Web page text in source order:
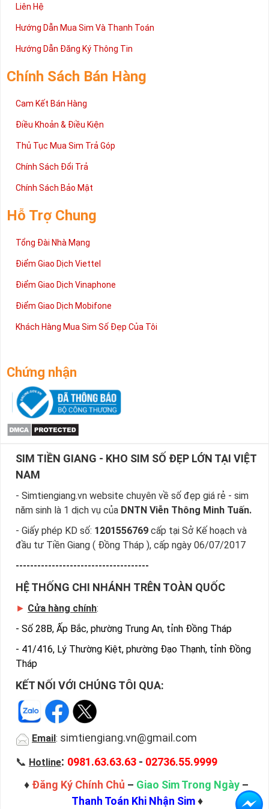
Trên đây là những chia sẻ chi tiết về dòng sim số đẹp Tứ Quý
2 đang được rất nhiều khách hàng tin tưởng lựa chọn trên thị
cấp trong bài viết này sẽ giúp bạn hiểu rõ ý nghĩa và các bước đặt
mua sim số tại Sim Tiền Giang nhanh chóng nhất.
Chúc quý khách tìm được chiếc sim Tứ quý 2 như ý!
Liên Hệ
Hướng Dẫn Mua Sim Và Thanh Toán
Hướng Dẫn Đăng Ký Thông Tin
Chính Sách Bán Hàng
Cam Kết Bán Hàng
Điều Khoản & Điều Kiện
Thủ Tục Mua Sim Trả Góp
Chính Sách Đổi Trả
Chính Sách Bảo Mật
Hỗ Trợ Chung
Tổng Đài Nhà Mạng
Điểm Giao Dịch Viettel
Điểm Giao Dịch Vinaphone
Điểm Giao Dịch Mobifone
Khách Hàng Mua Sim Số Đẹp Của Tôi
Chứng nhận
SIM TIỀN GIANG - KHO SIM SỐ ĐẸP LỚN TẠI VIỆT
NAM
- Simtiengiang.vn website chuyên về số đẹp giá rẻ - sim
năm sinh là 1 dịch vụ của DNTN Viễn Thông Minh Tuấn.
- Giấy phép KD số: 1201556769 cấp tại Sở Kế hoạch và
đầu tư Tiền Giang ( Đồng Tháp ), cấp ngày 06/07/2017
-------------------------------------
HỆ THỐNG CHI NHÁNH TRÊN TOÀN QUỐC
► Cửa hàng chính:
- Số 28B, Ấp Bắc, phường Trung An, tỉnh Đồng Tháp
- 41/416, Lý Thường Kiệt, phường Đạo Thạnh, tỉnh Đồng
Tháp
KẾT NỐI VỚI CHÚNG TÔI QUA:
Email : simtiengiang.vn@gmail.com
📞 Hotline: 0981.63.63.63 - 02736.55.9999
♦ Đăng Ký Chính Chủ – Giao Sim Trong Ngày –
Thanh Toán Khi Nhận Sim♦